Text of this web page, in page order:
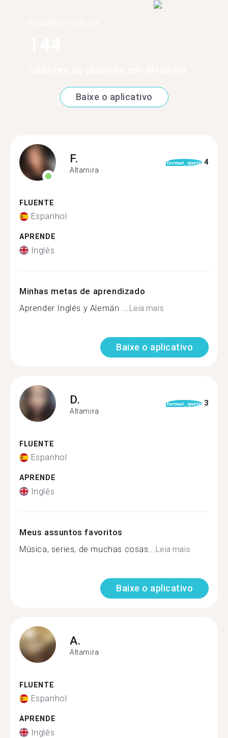
Baixe o aplicativo
F.
Altamira
format_quote 4
FLUENTE
Espanhol
APRENDE
Inglês
Minhas metas de aprendizado
Aprender Inglés y Alemán ... Leia mais
Baixe o aplicativo
D.
Altamira
format_quote 3
FLUENTE
Espanhol
APRENDE
Inglês
Meus assuntos favoritos
Música, series, de muchas cosas... Leia mais
Baixe o aplicativo
A.
Altamira
FLUENTE
Espanhol
APRENDE
Inglês